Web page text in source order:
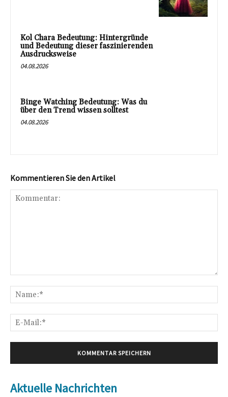
Kol Chara Bedeutung: Hintergründe
und Bedeutung dieser faszinierenden
Ausdrucksweise
04.08.2026
Binge Watching Bedeutung: Was du
über den Trend wissen solltest
04.08.2026
Kommentieren Sie den Artikel
Aktuelle Nachrichten